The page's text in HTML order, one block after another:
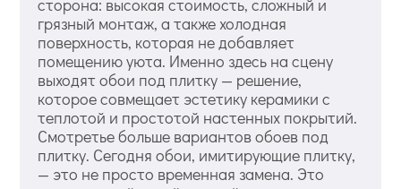
грязный монтаж, а также холодная
поверхность, которая не добавляет
помещению уюта. Именно здесь на сцену
выходят обои под плитку — решение,
которое совмещает эстетику керамики с
теплотой и простотой настенных покрытий.
Смотретье больше вариантов обоев под
плитку. Сегодня обои, имитирующие плитку,
— это не просто временная замена. Это